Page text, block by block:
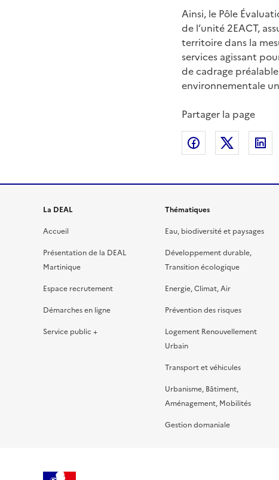
Ainsi, le Pôle
de l’unité 2EACT,
territoire dans la
services agissant
de cadrage
environnementale
Partager la page
Partager sur
La DEAL
Accueil
Présentation de la DEAL
Martinique
Espace recrutement
Démarches en ligne
Service public +
Thématiques
Eau, biodiversité et paysages
Développement durable,
Transition écologique
Energie, Climat, Air
Prévention des risques
Logement Renouvellement
Urbain
Transport et véhicules
Urbanisme, Bâtiment,
Aménagement, Mobilités
Gestion domaniale